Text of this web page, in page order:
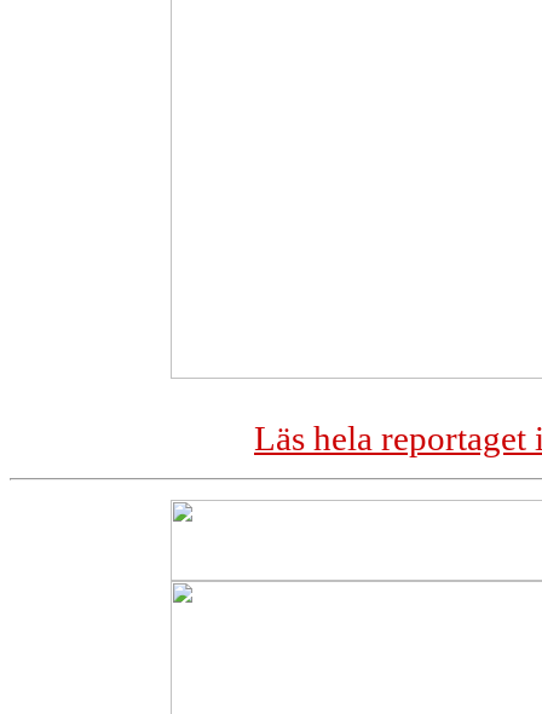
Läs hela reportaget